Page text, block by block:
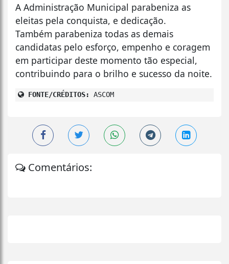
A Administração Municipal parabeniza as
eleitas pela conquista, e dedicação.
Também parabeniza todas as demais
candidatas pelo esforço, empenho e coragem
em participar deste momento tão especial,
contribuindo para o brilho e sucesso da noite.
FONTE/CRÉDITOS: ASCOM
Comentários: